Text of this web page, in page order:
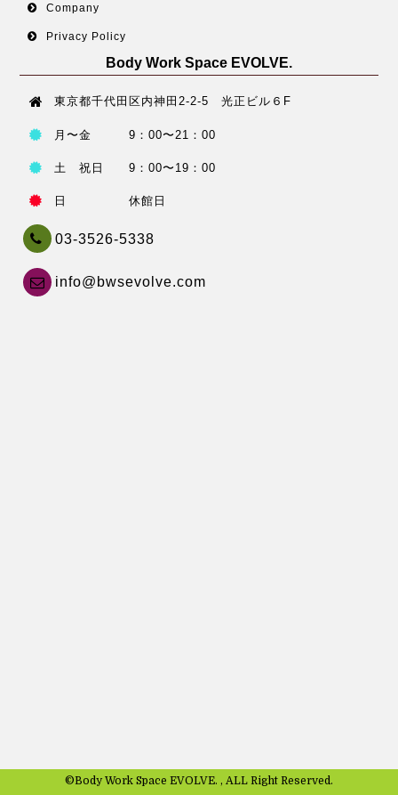
Company
Privacy Policy
Body Work Space EVOLVE.
東京都千代田区内神田2-2-5 光正ビル６F
月〜金 9：00〜21：00
土 祝日 9：00〜19：00
日 休館日
03-3526-5338
info@bwsevolve.com
©Body Work Space EVOLVE. , ALL Right Reserved.